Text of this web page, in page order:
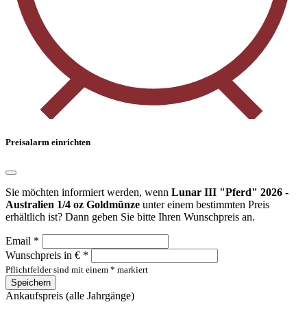
Preisalarm einrichten
Sie möchten informiert werden, wenn Lunar III "Pferd" 2026 -
Australien 1/4 oz Goldmünze unter einem bestimmten Preis
erhältlich ist? Dann geben Sie bitte Ihren Wunschpreis an.
Email *
Wunschpreis in € *
Pflichtfelder sind mit einem * markiert
Speichern
Ankaufspreis (alle Jahrgänge)